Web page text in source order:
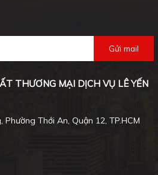
THƯƠNG MẠI DỊCH VỤ LÊ YẾN
Phường Thới An, Quận 12, TP.HCM